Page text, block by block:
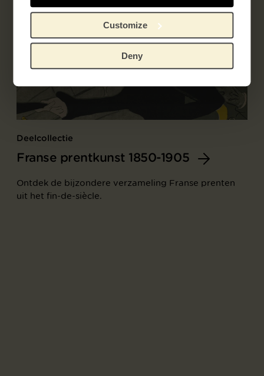
Customize
Deny
Deelcollectie
Franse prentkunst 1850-1905
Ontdek de bijzondere verzameling Franse prenten
uit het fin-de-siècle.